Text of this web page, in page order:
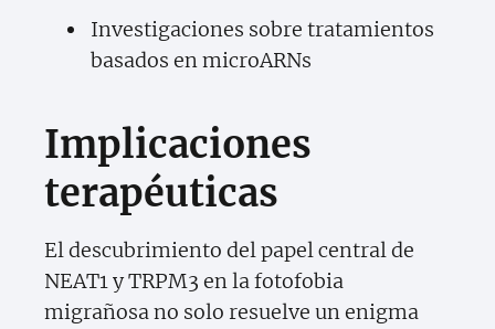
Investigaciones sobre tratamientos
basados en microARNs
Implicaciones
terapéuticas
El descubrimiento del papel central de
NEAT1 y TRPM3 en la fotofobia
migrañosa no solo resuelve un enigma